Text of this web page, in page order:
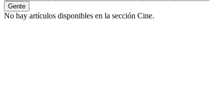
Gente
No hay artículos disponibles en la sección Cine.